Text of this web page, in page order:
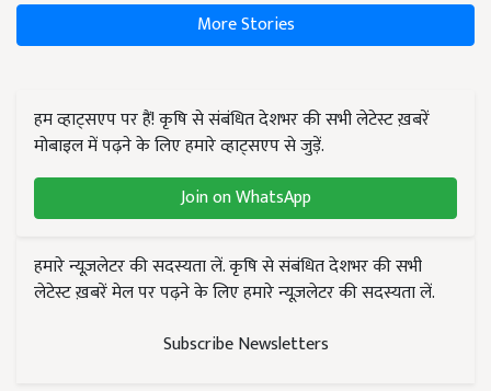
More Stories
हम व्हाट्सएप पर हैं! कृषि से संबंधित देशभर की सभी लेटेस्ट ख़बरें
मोबाइल में पढ़ने के लिए हमारे व्हाट्सएप से जुड़ें.
Join on WhatsApp
हमारे न्यूज़लेटर की सदस्यता लें. कृषि से संबंधित देशभर की सभी
लेटेस्ट ख़बरें मेल पर पढ़ने के लिए हमारे न्यूज़लेटर की सदस्यता लें.
Subscribe Newsletters